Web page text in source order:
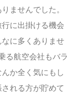
ませんでした。
に出掛ける機会
に多くありませ
る航空会社もバラ
か全く気にもし
れる方が貯めて